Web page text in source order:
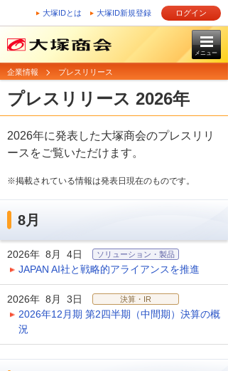
大塚IDとは 大塚ID新規登録 ログイン
メニュー
企業情報 プレスリリース
プレスリリース 2026年
2026年に発表した大塚商会のプレスリリ
ースをご覧いただけます。
※掲載されている情報は発表日現在のものです。
8月
2026年 8月 4日 ソリューション・製品
JAPAN AI社と戦略的アライアンスを推進
2026年 8月 3日 決算・IR
2026年12月期 第2四半期（中間期）決算の概
況